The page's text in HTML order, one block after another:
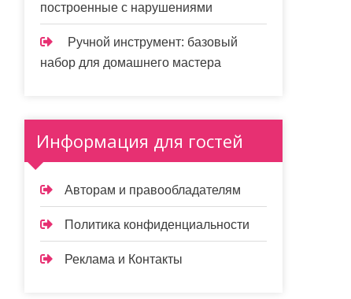
построенные с нарушениями
Ручной инструмент: базовый
набор для домашнего мастера
Информация для гостей
Авторам и правообладателям
Политика конфиденциальности
Реклама и Контакты